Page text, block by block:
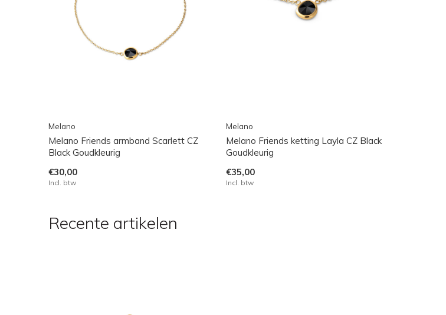
Melano
Melano Friends armband Scarlett CZ
Black Goudkleurig
€30,00
Incl. btw
Melano
Melano Friends ketting Layla CZ Black
Goudkleurig
€35,00
Incl. btw
Recente artikelen